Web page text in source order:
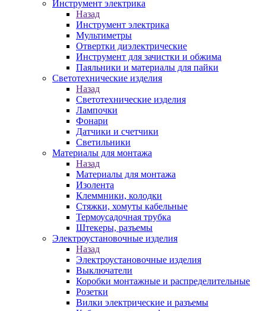
Инструмент электрика
Назад
Инструмент электрика
Мультиметры
Отвертки диэлектрические
Инструмент для зачистки и обжима
Паяльники и материалы для пайки
Светотехнические изделия
Назад
Светотехнические изделия
Лампочки
Фонари
Датчики и счетчики
Светильники
Материалы для монтажа
Назад
Материалы для монтажа
Изолента
Клеммники, колодки
Стяжки, хомуты кабельные
Термоусадочная трубка
Штекеры, разъемы
Электроустановочные изделия
Назад
Электроустановочные изделия
Выключатели
Коробки монтажные и распределительные
Розетки
Вилки электрические и разъемы